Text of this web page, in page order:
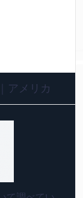
アメリカ